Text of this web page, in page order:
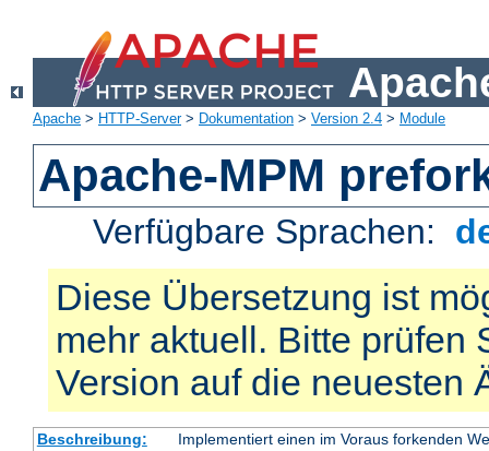
Apache > HTTP-Server> Dokumentation > Version 2.4 > Module
Apache-MPM
Verfügbare Sprachen:
Diese Übersetzung ist
mehr aktuell. Bitte prüfen
Version auf die neuesten
Beschreibung:
Implementiert einen im Voraus forkenden